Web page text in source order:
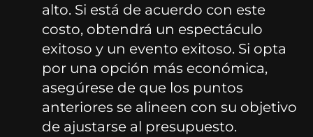
alto. Si está de acuerdo con este
costo, obtendrá un espectáculo
exitoso y un evento exitoso. Si opta
por una opción más económica,
asegúrese de que los puntos
anteriores se alineen con su objetivo
de ajustarse al presupuesto.